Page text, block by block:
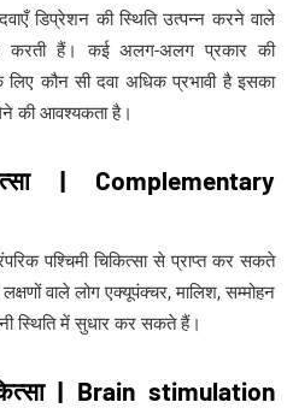
डिप्रेशन की स्थिति उत्पन्न करने वाले
हैं। कई अलग-अलग प्रकार की
कौन सी दवा अधिक प्रभावी है इसका
की आवश्यकता है।
| Complementary
पश्चिमी चिकित्सा से प्राप्त कर सकते
वाले लोग एक्यूपंक्चर, मालिश, सम्मोहन
स्थिति में सुधार कर सकते हैं।
| Brain stimulation